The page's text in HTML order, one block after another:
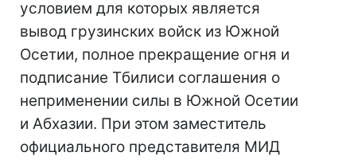
условием для которых является
вывод грузинских войск из Южной
Осетии, полное прекращение огня и
подписание Тбилиси соглашения о
неприменении силы в Южной Осетии
и Абхазии. При этом заместитель
официального представителя МИД